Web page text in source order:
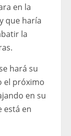
en la
que haría
la
hará su
el próximo
en su
está en